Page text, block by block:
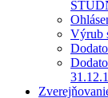
Výrub